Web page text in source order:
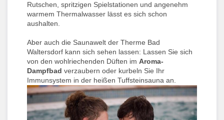
Rutschen, spritzigen Spielstationen und angenehm
warmem Thermalwasser lässt es sich schon
aushalten.
Aber auch die Saunawelt der Therme Bad
Waltersdorf kann sich sehen lassen: Lassen Sie sich
von den wohlriechenden Düften im Aroma-
Dampfbad verzaubern oder kurbeln Sie Ihr
Immunsystem in der heißen Tuffsteinsauna an.